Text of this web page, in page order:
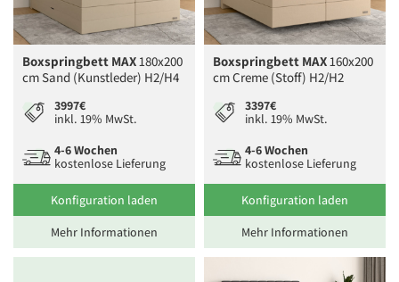
Boxspringbett MAX180x200
cm Sand (Kunstleder) H2/H4
3997€
inkl. 19% MwSt.
4-6 Wochen
kostenlose Lieferung
Konfiguration laden
Mehr Informationen
Boxspringbett MAX160x200
cm Creme (Stoff) H2/H2
3397€
inkl. 19% MwSt.
4-6 Wochen
kostenlose Lieferung
Konfiguration laden
Mehr Informationen